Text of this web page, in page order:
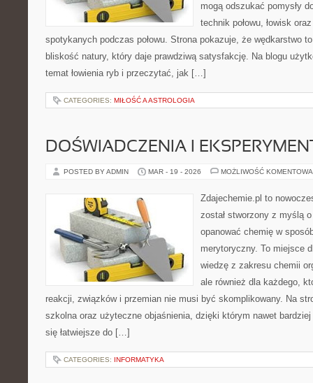
mogą odszukać pomysły
technik połowu, łowisk
spotykanych podczas połowu. Strona pokazuje, że wędkarstwo
bliskość natury, który daje prawdziwą satysfakcję. Na blogu
temat łowienia ryb i przeczytać, jak […]
CATEGORIES: MIŁOŚĆ A ASTROLOGIA
DOŚWIADCZENIA I
POSTED BY ADMIN MAR - 19 - 2026 MOŻLIWOŚĆ
Zdajechemie.pl to
został stworzony z myślą
opanować chemię w
merytoryczny. To miejsce
wiedzę z zakresu chemii
ale również dla każdego,
reakcji, związków i przemian nie musi być skomplikowany. Na
szkolna oraz użyteczne objaśnienia, dzięki którym nawet bardziej
się łatwiejsze do […]
CATEGORIES: INFORMATYKA